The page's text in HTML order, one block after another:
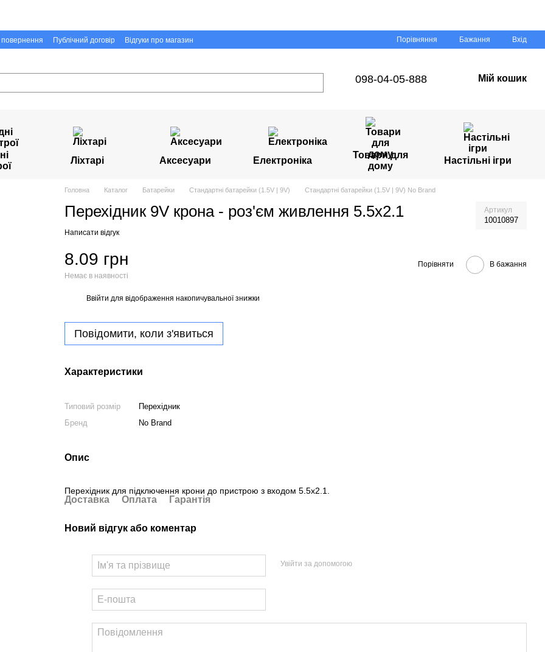
Публічний договір Відгуки про магазин Порівняння Бажання Вхід
098-04-05-888 Мій кошик
Ліхтарі Аксесуари Електроніка
Товари для
дому
Настільні ігри
Головна Каталог Батарейки Стандартні батарейки (1.5V | 9V) Стандартні батарейки (1.5V | 9V) No Brand
Перехідник 9V крона - роз'єм живлення 5.5х2.1 Артикул
10010897
Написати відгук
8.09 грн
Немає в наявності
Порівняти В бажання
Ввійти для відображення накопичувальної знижки
Повідомити, коли з'явиться
Характеристики
Типовий розмір
Перехідник
Бренд
No Brand
Опис
Перехідник для підключення крони до пристрою з входом 5.5х2.1.
Доставка Оплата Гарантія
Новий відгук або коментар
Увійти за допомогою